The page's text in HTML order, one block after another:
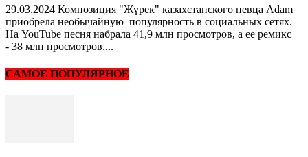
29.03.2024 Композиция "Жүрек" казахстанского певца Adam
приобрела необычайную популярность в социальных сетях.
На YouTube песня набрала 41,9 млн просмотров, а ее ремикс
- 38 млн просмотров....
САМОЕ ПОПУЛЯРНОЕ